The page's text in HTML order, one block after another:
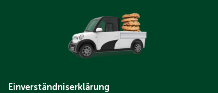
Einverständniserklärung